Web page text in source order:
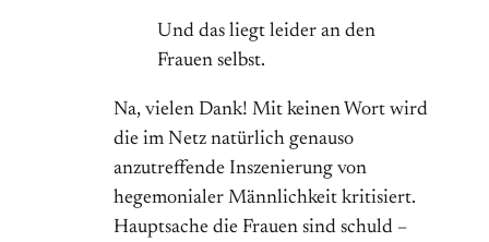
Und das liegt leider an den
Frauen selbst.
Na, vielen Dank! Mit keinen Wort wird
die im Netz natürlich genauso
anzutreffende Inszenierung von
hegemonialer Männlichkeit kritisiert.
Hauptsache die Frauen sind schuld –